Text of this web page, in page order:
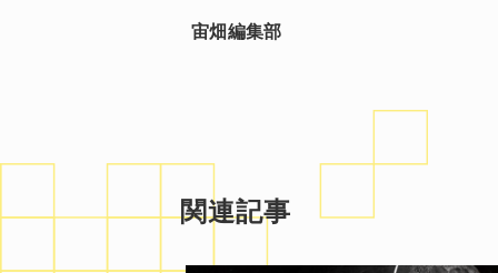
宙畑編集部
関連記事